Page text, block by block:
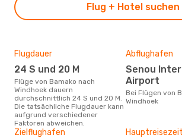
Flug + Hotel suchen
Flugdauer
24 S und 20 M
Flüge von Bamako nach
Windhoek dauern
durchschnittlich 24 S und 20 M.
Die tatsächliche Flugdauer kann
aufgrund verschiedener
Faktoren abweichen.
Abflughafen
Senou International
Airport
Bei Flügen von Bamako nach
Windhoek
Zielflughafen Hauptreisezeit